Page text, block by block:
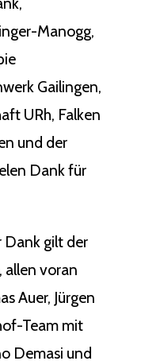
Manogg,
Gailingen,
URh, Falken
und der
Dank für
Dank gilt der
allen voran
Auer, Jürgen
Team mit
Demasi und